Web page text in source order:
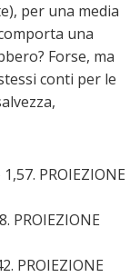
per una media
una
Forse, ma
conti per le
PROIEZIONE
PROIEZIONE
PROIEZIONE